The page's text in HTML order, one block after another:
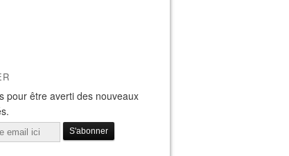
pour être averti des nouveaux